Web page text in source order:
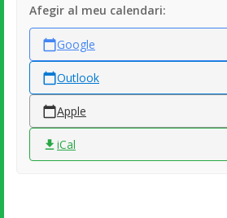
Afegir al meu calendari:
Google
Outlook
Apple
iCal